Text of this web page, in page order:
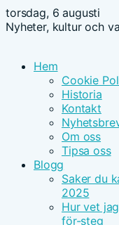
torsdag, 6 augusti
Nyheter, kultur och
Hem
Cookie
Historia
Kontakt
Om oss
Tipsa oss
Blogg
Saker du
2025
Hur vet
för-steg